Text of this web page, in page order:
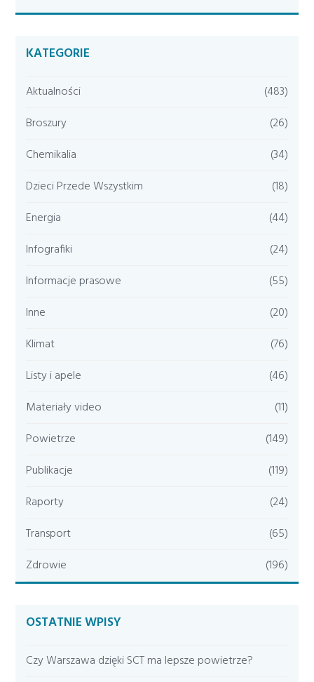
KATEGORIE
Aktualności
(483)
Broszury
(26)
Chemikalia
(34)
Dzieci Przede Wszystkim
(18)
Energia
(44)
Infografiki
(24)
Informacje prasowe
(55)
Inne
(20)
Klimat
(76)
Listy i apele
(46)
Materiały video
(11)
Powietrze
(149)
Publikacje
(119)
Raporty
(24)
Transport
(65)
Zdrowie
(196)
OSTATNIE WPISY
Czy Warszawa dzięki SCT ma lepsze powietrze?